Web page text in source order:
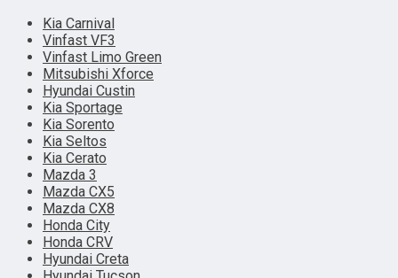
Kia Carnival
Vinfast VF3
Vinfast Limo Green
Mitsubishi Xforce
Hyundai Custin
Kia Sportage
Kia Sorento
Kia Seltos
Kia Cerato
Mazda 3
Mazda CX5
Mazda CX8
Honda City
Honda CRV
Hyundai Creta